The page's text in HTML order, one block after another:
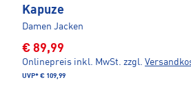
Kapuze
Damen Jacken
€ 89,99
Onlinepreis inkl. MwSt. zzgl.
UVP* € 109,99